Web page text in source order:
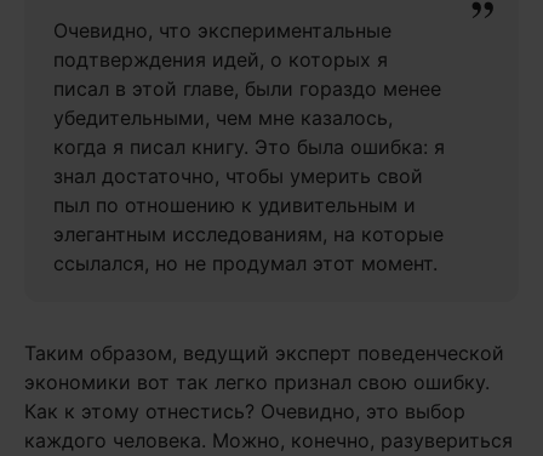
Очевидно, что экспериментальные
подтверждения идей, о которых я
писал в этой главе, были гораздо менее
убедительными, чем мне казалось,
когда я писал книгу. Это была ошибка: я
знал достаточно, чтобы умерить свой
пыл по отношению к удивительным и
элегантным исследованиям, на которые
ссылался, но не продумал этот момент.
Таким образом, ведущий эксперт поведенческой
экономики вот так легко признал свою ошибку.
Как к этому отнестись? Очевидно, это выбор
каждого человека. Можно, конечно, разувериться